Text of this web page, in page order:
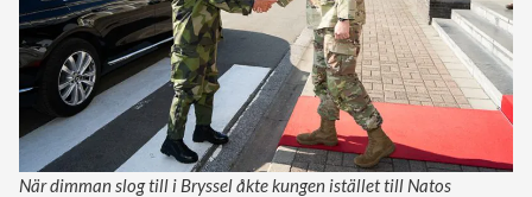
När dimman slog till i Bryssel åkte kungen istället till Natos